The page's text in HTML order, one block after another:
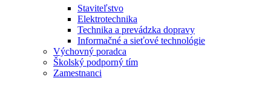
Staviteľstvo
Elektrotechnika
Technika a prevádzka dopravy
Informačné a sieťové technológie
Výchovný poradca
Školský podporný tím
Zamestnanci